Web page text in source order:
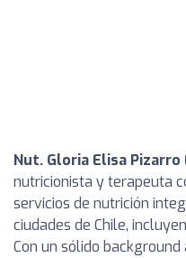
Nut. Gloria Elisa Pizarro
nutricionista y terapeuta
servicios de nutrición
ciudades de Chile,
Con un sólido